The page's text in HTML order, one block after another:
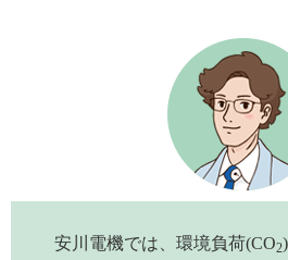
安川電機では、環境負荷(CO2